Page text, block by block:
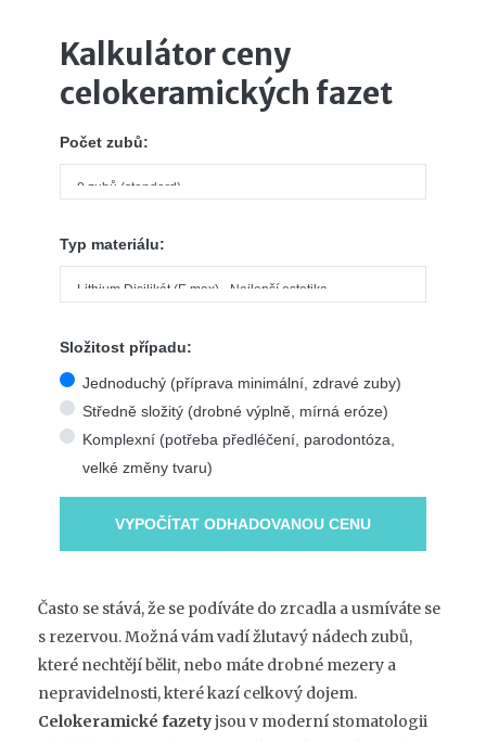
Kalkulátor ceny
celokeramických fazet
Počet zubů:
Typ materiálu:
Složitost případu:
Jednoduchý (příprava minimální, zdravé zuby)
Středně složitý (drobné výplně, mírná eróze)
Komplexní (potřeba předléčení, parodontóza,
velké změny tvaru)
VYPOČÍTAT ODHADOVANOU CENU
Často se stává, že se podíváte do zrcadla a usmíváte se
s rezervou. Možná vám vadí žlutavý nádech zubů,
které nechtějí bělit, nebo máte drobné mezery a
nepravidelnosti, které kazí celkový dojem.
Celokeramické fazetyjsou v moderní stomatologii